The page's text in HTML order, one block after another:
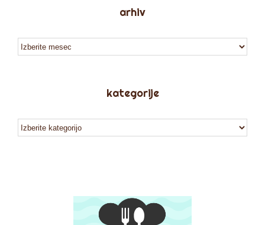
arhiv
arhiv
kategorije
kategorije